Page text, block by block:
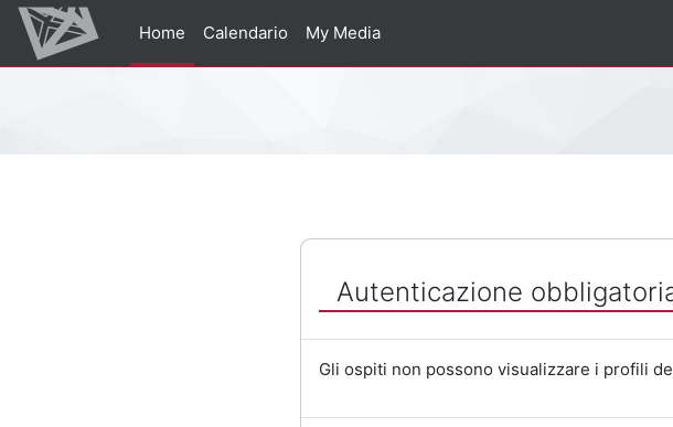
Vai al contenuto principale
Home
Calendario My Media
Autenticazione
Gli ospiti non possono visualizzare i profili